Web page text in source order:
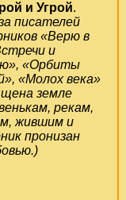
и Угрой.
писателей
«Верю в
и
«Орбиты
«Молох века»
земле
рекам,
жившим и
пронизан